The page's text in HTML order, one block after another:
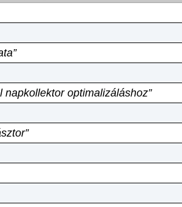
optimalizáláshoz”